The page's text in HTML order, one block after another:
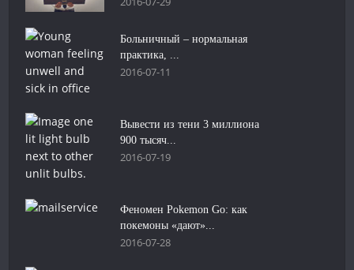
Больничный – нормальная
практика, ...
2016-07-11
Вывести из тени 3 миллиона
900 тысяч...
2016-07-19
Феномен Pokemon Go: как
покемоны «дают»...
2016-07-28